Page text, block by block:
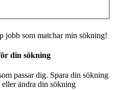
jobb som matchar min sökning!
din sökning
passar dig. Spara din sökning
ändra din sökning